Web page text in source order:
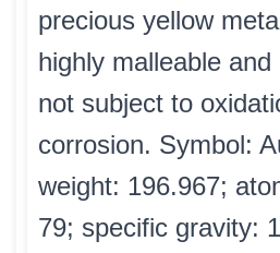
precious yellow
highly malleable
not subject to
corrosion. Symbol:
weight: 196.967;
79; specific gravity: